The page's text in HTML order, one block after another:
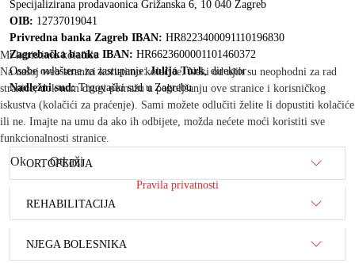
Specijalizirana prodavaonica Grižanska 6, 10 040 Zagreb
OIB: 12737019041
Privredna banka Zagreb IBAN: HR8223400091110196830
Zagrebačka banka IBAN: HR6623600001101460372
Osobe ovlaštene za zastupanje:Julija Turk, direktor
Nadležni sud:Trgovački sud u Zagrebu
ORTOPEDIJA
REHABILITACIJA
NJEGA BOLESNIKA
Mi koristimo kolačiće
Na našoj web stranici koristimo kolačiće. Neki od njih su neophodni za rad
stranice, dok nam drugi pomažu u poboljšanju ove stranice i korisničkog
iskustva (kolačići za praćenje). Sami možete odlučiti želite li dopustiti kolačiće
ili ne. Imajte na umu da ako ih odbijete, možda nećete moći koristiti sve
funkcionalnosti stranice.
Ok Otkaži
Pravila privatnosti